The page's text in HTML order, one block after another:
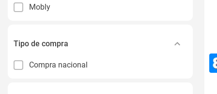
Mobly
Tipo de compra
Compra nacional